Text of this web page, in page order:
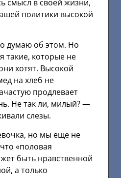
смысл в своей жизни,
политики высокой
думаю об этом. Но
такие, которые не
хотят. Высокой
на хлеб не
продлевает
Не так ли, милый? —
слезы.
но мы еще не
«половая
быть нравственной
а только